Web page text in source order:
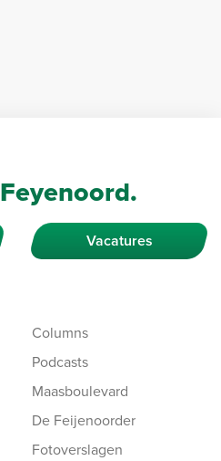
Feyenoord.
Vacatures
Columns
Podcasts
Maasboulevard
De Feijenoorder
Fotoverslagen